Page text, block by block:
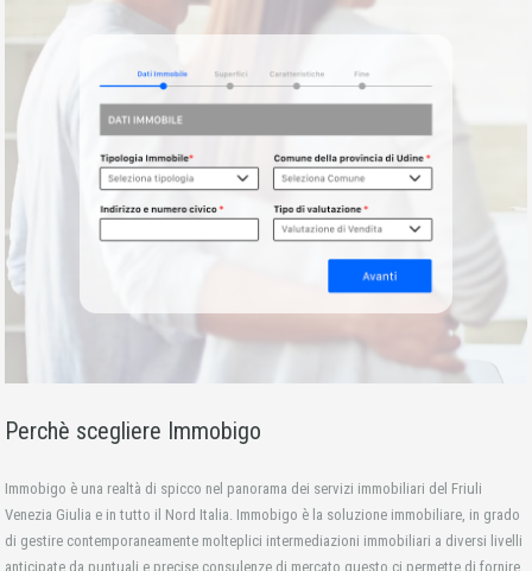
Perchè scegliere Immobigo
Immobigo è una realtà di spicco nel panorama dei servizi immobiliari del Friuli
Venezia Giulia e in tutto il Nord Italia. Immobigo è la soluzione immobiliare, in grado
di gestire contemporaneamente molteplici intermediazioni immobiliari a diversi livelli
anticipate da puntuali e precise consulenze di mercato questo ci permette di fornire